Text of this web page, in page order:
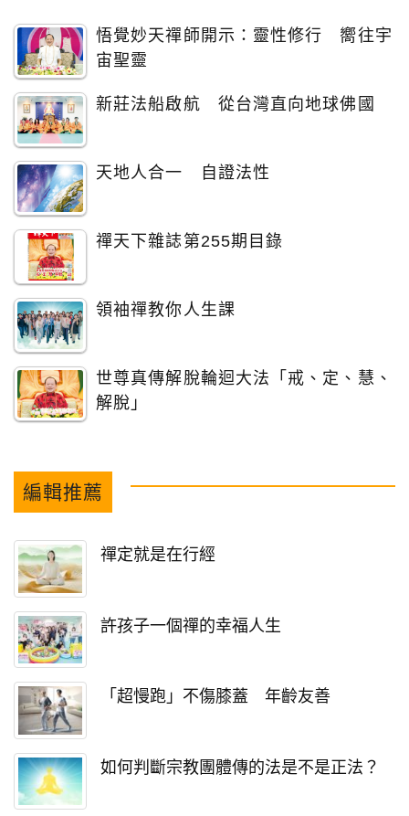
悟覺妙天禪師開示：靈性修行 嚮往宇
宙聖靈
新莊法船啟航 從台灣直向地球佛國
天地人合一 自證法性
禪天下雜誌第255期目錄
領袖禪教你人生課
世尊真傳解脫輪迴大法「戒、定、慧、
解脫」
編輯推薦
禪定就是在行經
許孩子一個禪的幸福人生
「超慢跑」不傷膝蓋 年齡友善
如何判斷宗教團體傳的法是不是正法？